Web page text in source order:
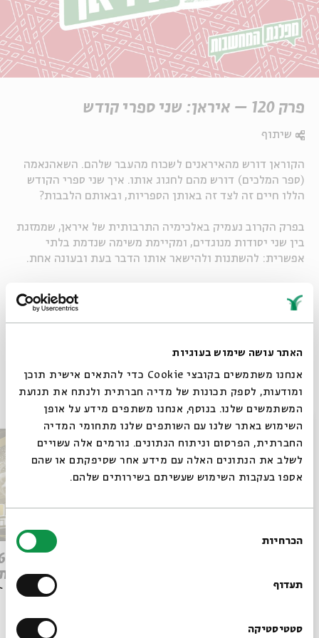
האתר עושה שימוש בעוגיות
אנחנו משתמשים בקובצי Cookie כדי להתאים אישית תוכן
ומודעות, לספק תכונות של מדיה חברתית ולנתח את תנועת
המשתמשים שלנו. בנוסף, אנחנו משתפים מידע על אופן
השימוש באתר שלנו עם השותפים שלנו מתחומי המדיה
החברתית, הפרסום וניתוח הנתונים. גורמים אלה עשויים
לשלב את הנתונים האלה עם מידע אחר שסיפקתם או שהם
אספו בעקבות השימוש שעשיתם בשירותים שלהם.
הסכמה
הכרחיות
תעדוף
סטטיסטיקה
פרק 120 – איראן: שני ספרי קודש
הקוראן דורש מהאיראנים לשכוח מהעבר שלהם. השאהנאמה
(ספר המלכים) דורש מהם לחגוג אותו. איך שני ספרי הקודש
הללו חיים זה לצד זה באותן הספריות, ובאותם הלבבות?
בפרק הקרוב נעמיק באלכימיה התרבותית של איראן, שממזגת
בין שני יסודות מנוגדים, ומקיימת משימה שנדמת בלתי
אפשרית: להשתנות ולהישאר אותו הדבר בעת ובעונה אחת.
הצטרפו לקהילת הפייסבוק שלנו >> https://bit.ly/3YnfYJu
שיתוף
לקבלת עדכונים על פרק חדש ב-
פרקים נוספים בסדרה
הסכת
ישן
הסכת
סגור